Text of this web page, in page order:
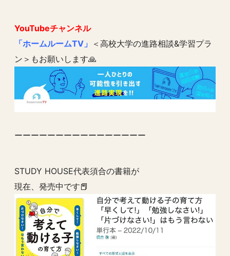
YouTubeチャンネル
「ホームルームTV」
＜高校大学の進路相談&学習プラ
ン＞もお願いします🙏
ーーーーーーーーーーーーーーーー
STUDY HOUSE代表須合の書籍が
現在、発売中です📕